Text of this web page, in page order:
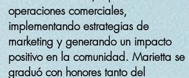
operaciones comerciales,
implementando estrategias de
marketing y generando un impacto
positivo en la comunidad. Marietta se
graduó con honores tanto del